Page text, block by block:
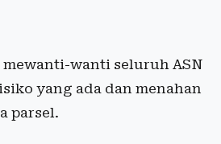
wanti seluruh ASN
yang ada dan menahan
parsel.